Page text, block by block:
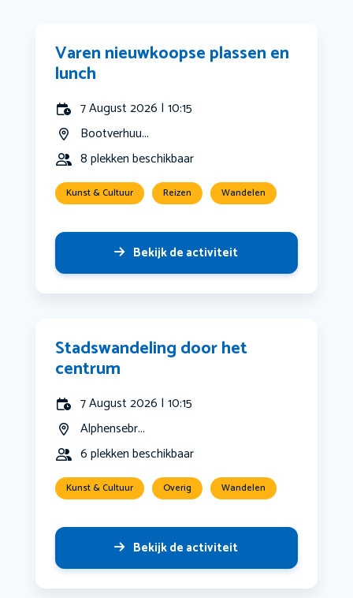
Varen nieuwkoopse plassen en
lunch
7 August 2026 | 10:15
Bootverhuu...
8 plekken beschikbaar
Kunst & Cultuur Reizen Wandelen
Bekijk de activiteit
Stadswandeling door het
centrum
7 August 2026 | 10:15
Alphensebr...
6 plekken beschikbaar
Kunst & Cultuur Overig Wandelen
Bekijk de activiteit